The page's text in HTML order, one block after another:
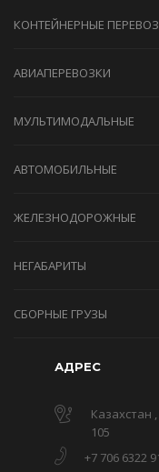
КОНТЕЙНЕРНЫЕ
АВИАПЕРЕВОЗКИ
МУЛЬТИМОДАЛЬНЫЕ
АВТОМОБИЛЬНЫЕ
ЖЕЛЕЗНОДОРОЖНЫЕ
НЕГАБАРИТЫ
СБОРНЫЕ ГРУЗЫ
АДРЕС
Казахстан
105
+7 706 6322